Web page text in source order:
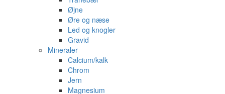
Øjne
Øre og næse
Led og knogler
Gravid
Mineraler
Calcium/kalk
Chrom
Jern
Magnesium